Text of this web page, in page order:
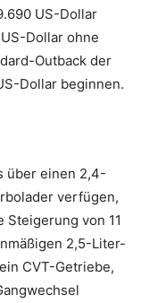
US-Dollar
Dollar ohne
Outback der
Dollar beginnen.
über einen 2,4-
verfügen,
Steigerung von 11
2,5-Liter-
CVT-Getriebe,